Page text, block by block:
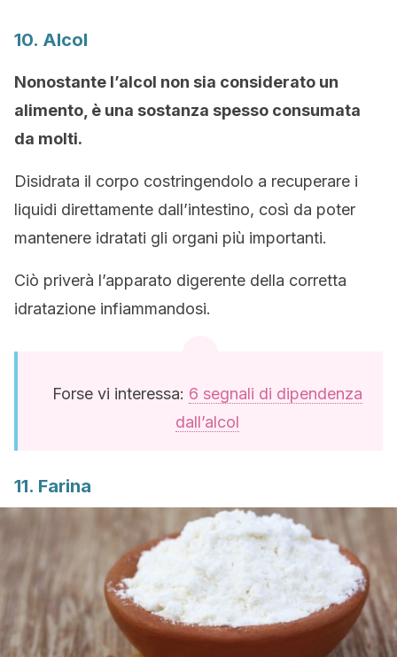
10. Alcol
Nonostante l’alcol non sia considerato un
alimento, è una sostanza spesso consumata
da molti.
Disidrata il corpo costringendolo a recuperare i
liquidi direttamente dall’intestino, così da poter
mantenere idratati gli organi più importanti.
Ciò priverà l’apparato digerente della corretta
idratazione infiammandosi.
Forse vi interessa: 6 segnali di dipendenza
dall’alcol
11. Farina